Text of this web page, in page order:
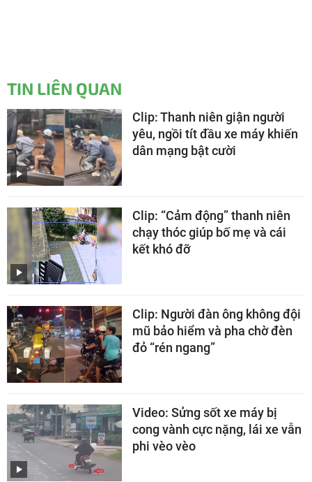
TIN LIÊN QUAN
Clip: Thanh niên giận người
yêu, ngồi tít đầu xe máy khiến
dân mạng bật cười
Clip: “Cảm động” thanh niên
chạy thóc giúp bố mẹ và cái
kết khó đỡ
Clip: Người đàn ông không đội
mũ bảo hiểm và pha chờ đèn
đỏ “rén ngang”
Video: Sửng sốt xe máy bị
cong vành cực nặng, lái xe vẫn
phi vèo vèo